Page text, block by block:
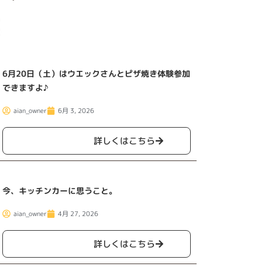
6月20日（土）はウエックさんとピザ焼き体験参加
できますよ♪
aian_owner 6月 3, 2026
詳しくはこちら
今、キッチンカーに思うこと。
aian_owner 4月 27, 2026
詳しくはこちら